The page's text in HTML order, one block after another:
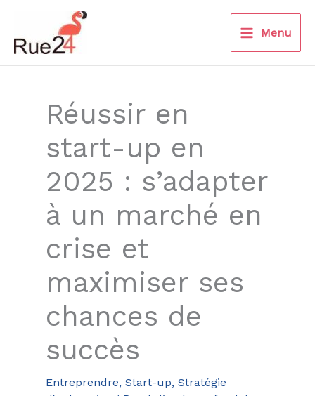
contenu
Menu
Réussir en
start-up en
2025 : s’adapter
à un marché en
crise et
maximiser ses
chances de
succès
Entreprendre, Start-up, Stratégie